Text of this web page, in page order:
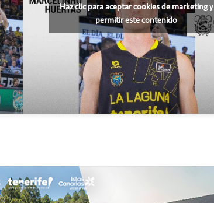
Haz clic para aceptar cookies de marketing y
permitir este contenido